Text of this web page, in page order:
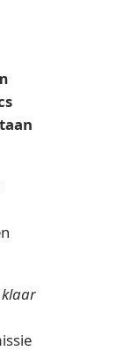
klaar